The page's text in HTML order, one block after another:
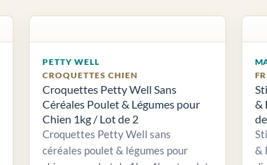
PETTY WELL
CROQUETTES CHIEN
Croquettes Petty Well Sans
Céréales Poulet & Légumes pour
Chien 1kg / Lot de 2
Croquettes Petty Well sans
céréales poulet & légumes pour
&
&